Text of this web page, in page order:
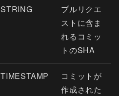
STRING
プルリクエ
ストに含ま
れるコミッ
トのSHA
TIMESTAMP
コミットが
作成された